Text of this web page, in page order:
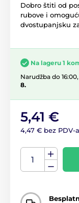
Dobro štiti od
rubove i
dvostupanjsku
Na lageru 1
Narudžba do
8.
5,41 €
4,47 € bez PDV-a